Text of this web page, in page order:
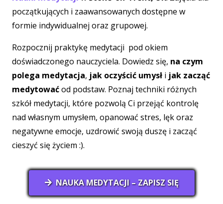
początkujących i zaawansowanych dostępne w
formie indywidualnej oraz grupowej.
Rozpocznij praktykę medytacji pod okiem
doświadczonego nauczyciela. Dowiedz się, na czym
polega medytacja, jak oczyścić umysł i jak zacząć
medytowaćod podstaw. Poznaj techniki różnych
szkół medytacji, które pozwolą Ci przejąć kontrolę
nad własnym umysłem, opanować stres, lęk oraz
negatywne emocje, uzdrowić swoją duszę i zacząć
cieszyć się życiem :).
NAUKA MEDYTACJI – ZAPISZ SIĘ